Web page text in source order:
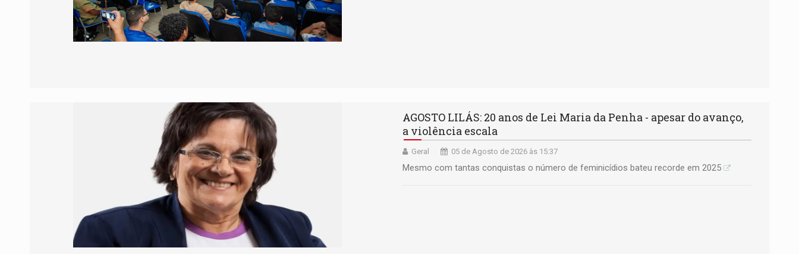
AGOSTO LILÁS: 20 anos de Lei Maria da Penha - apesar do avanço,
a violência escala
Geral 05 de Agosto de 2026 às 15:37
Mesmo com tantas conquistas o número de feminicídios bateu recorde em 2025